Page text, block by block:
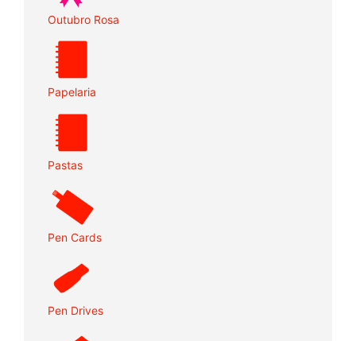
Outubro Rosa
Papelaria
Pastas
Pen Cards
Pen Drives